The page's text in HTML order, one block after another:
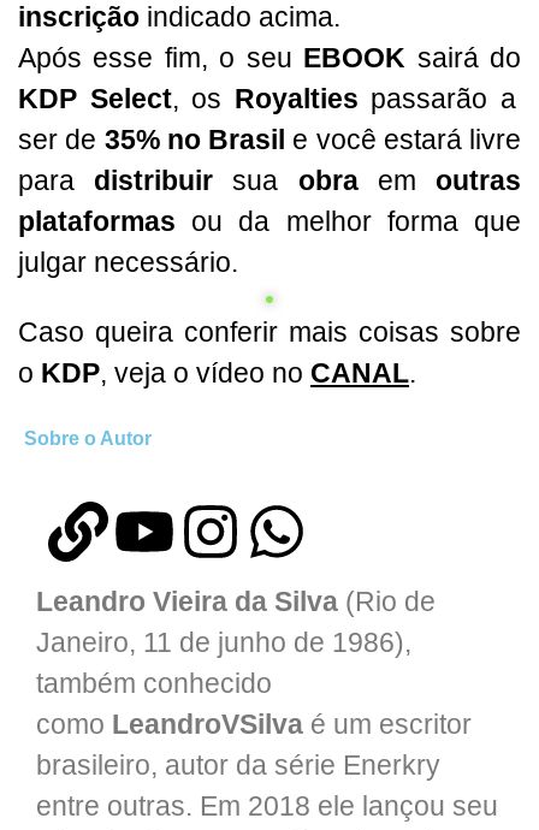
inscrição indicado acima.
Após esse fim, o seu EBOOK sairá do
KDP Select, os Royalties passarão a
ser de 35% no Brasil e você estará livre
para distribuirsua obra em outras
plataformas ou da melhor forma que
julgar necessário.
Caso queira conferir mais coisas sobre
o KDP, veja o vídeo no CANAL.
Sobre o Autor
Leandro Vieira da Silva (Rio de
Janeiro, 11 de junho de 1986),
também conhecido
como LeandroVSilva é um escritor
brasileiro, autor da série Enerkry
entre outras. Em 2018 ele lançou seu